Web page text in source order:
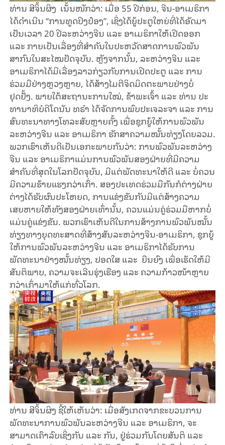
ທ່ານ ສີຈິ້ນຜິງ ເນັ້ນໜັກວ່າ: ເມື່ອ 55 ປີກ່ອນ, ຈີນ-ອາເມຣິກາ
ໄດ້ດຳເນີນ “ການທູດປິງປ໋ອງ”, ເຊິ່ງໄດ້ຍູ້ປະຕູໃຫຍ່ທີ່ໄດ້ອັດມາ
ເປັນເວລາ 20 ປີລະຫວ່າງຈີນ ແລະ ອາເມຣິກາໃຫ້ເປີດອອກ
ແລະ ກາຍເປັນເລື່ອງທີ່ສຳຄັນໃນປະຫວັດສາດການພົວພັນ
ສາກົນໃນສະໄໝປັດຈຸບັນ. ຫຼັງຈາກນັ້ນ, ລະຫວ່າງຈີນ ແລະ
ອາເມຣິກາໄດ້ມີເລື່ອງລາວກ່ຽວກັບການເປີດປະຕູ ແລະ ການ
ຮ່ວມມືຢ່າງຫຼວງຫຼາຍ, ໄດ້ສ້າງໄມຕີຈິດມິດຕະພາບຢ່າງບໍ່
ຢຸດຢັ້ງ. ພາຍໃຕ້ສະຖານະການໃໝ່, ຂ້າພະເຈົ້າ ແລະ ທ່ານ ປະ
ທານາທິບໍດີໂດນັນ ທຣຳ ໄດ້ຈັດການພົບປະເຈລະຈາ ແລະ ການ
ສົນທະນາທາງໂທລະສັບຫຼາຍຄັ້ງ ເພື່ອຊຸກຍູ້ໃຫ້ການພົວພັນ
ລະຫວ່າງຈີນ ແລະ ອາເມຣິກາ ຮັກສາຄວາມໝັ້ນທ່ຽງໂດຍລວມ.
ພວກເຮົາເຫັນດີເປັນເອກະພາບກັນວ່າ: ການພົວພັນລະຫວ່າງ
ຈີນ ແລະ ອາເມຣິກາແມ່ນການພົວພັນສອງຝ່າຍທີ່ມີຄວາມ
ສຳຄັນທີ່ສຸດໃນໂລກປັດຈຸບັນ, ມີແຕ່ພັດທະນາໃຫ້ດີ ແລະ ບໍ່ຄວນ
ມີຄວາມຮ້າຍແຮງກວ່າເກົ່າ. ສອງປະເທດຮ່ວມມືກັນກໍຕ່າງຝ່າຍ
ຕ່າງໄດ້ຮັບຜົນປະໂຫຍດ, ການແຂ່ງຂັນກັນມີແຕ່ສ້າງຄວາມ
ເສຍຫາຍໃຫ້ທັງສອງຝ່າຍເທົ່ານັ້ນ, ຄວນແມ່ນຄູ່ຮ່ວມມືຫາກບໍ່
ແມ່ນຄູ່ແຂ່ງຂັນ. ພວກເຮົາເຫັນດີໃນການສ້າງການພົວພັນໝັ້ນ
ທ່ຽງທາງຍຸດທະສາດທີ່ສ້າງສັນລະຫວ່າງຈີນ-ອາເມຣິກາ, ຊຸກຍູ້
ໃຫ້ການພົວພັນລະຫວ່າງຈີນ ແລະ ອາເມຣິກາໄດ້ຮັບການ
ພັດທະນາຢ່າງໝັ້ນທ່ຽງ, ປອດໃສ ແລະ ຍືນຍົງ ເພື່ອເຮັດໃຫ້ມີ
ສັນຕິພາບ, ຄວາມຈະເລີນຮຸ່ງເຮືອງ ແລະ ຄວາມກ້າວໜ້າຫຼາຍ
ກວ່າເກົ່າມາໃຫ້ແກ່ທົ່ວໂລກ.
ທ່ານ ສີຈິ້ນຜິງ ຊີ້ໃຫ້ເຫັນວ່າ: ເມື່ອສັງເກດຈາກຂະບວນການ
ພັດທະນາການພົວພັນລະຫວ່າງຈີນ ແລະ ອາເມຣິກາ, ຈະ
ສາມາດເຄົາລົບເຊິ່ງກັນ ແລະ ກັນ, ຢູ່ຮ່ວມກັນໂດຍສັນຕິ ແລະ